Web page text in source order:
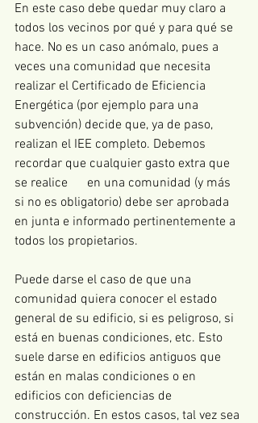
En este caso debe quedar muy claro a
todos los vecinos por qué y para qué se
hace. No es un caso anómalo, pues a
veces una comunidad que necesita
realizar el Certificado de Eficiencia
Energética (por ejemplo para una
subvención) decide que, ya de paso,
realizan el IEE completo. Debemos
recordar que cualquier gasto extra que
se realice      en una comunidad (y más
si no es obligatorio) debe ser aprobada
en junta e informado pertinentemente a
todos los propietarios.
Puede darse el caso de que una
comunidad quiera conocer el estado
general de su edificio, si es peligroso, si
está en buenas condiciones, etc. Esto
suele darse en edificios antiguos que
están en malas condiciones o en
edificios con deficiencias de
construcción. En estos casos, tal vez sea